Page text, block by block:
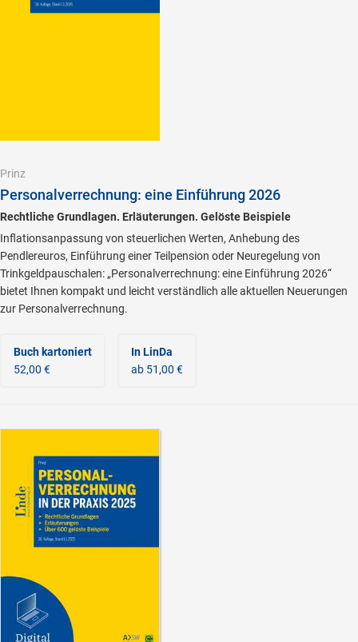
Prinz
Personalverrechnung: eine Einführung 2026
Rechtliche Grundlagen. Erläuterungen. Gelöste Beispiele
Inflationsanpassung von steuerlichen Werten, Anhebung des
Pendlereuros, Einführung einer Teilpension oder Neuregelung von
Trinkgeldpauschalen: „Personalverrechnung: eine Einführung 2026“
bietet Ihnen kompakt und leicht verständlich alle aktuellen Neuerungen
zur Personalverrechnung.
Buch kartoniert
52,00 €
In LinDa
ab 51,00 €